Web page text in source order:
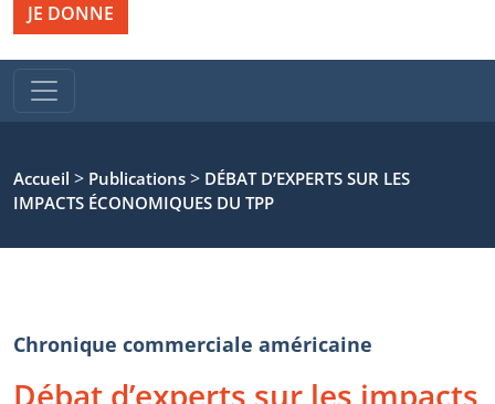
JE DONNE
Accueil > Publications > DÉBAT D’EXPERTS SUR LES
IMPACTS ÉCONOMIQUES DU TPP
Chronique commerciale américaine
Débat d’experts sur les impacts